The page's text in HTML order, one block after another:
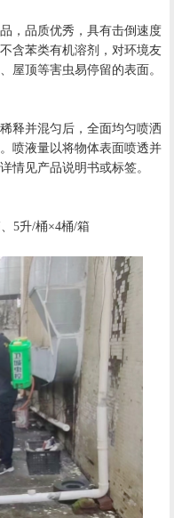
，品质优秀，具有击倒速度
含苯类有机溶剂，对环境友
屋顶等害虫易停留的表面。
释并混匀后，全面均匀喷洒
喷液量以将物体表面喷透并
情见产品说明书或标签。
5升/桶×4桶/箱